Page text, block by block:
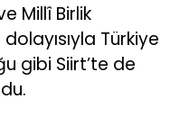
Millî Birlik
dolayısıyla Türkiye
gibi Siirt’te de